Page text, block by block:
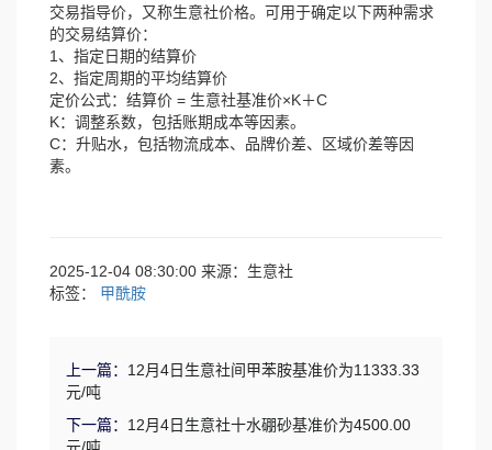
交易指导价，又称生意社价格。可用于确定以下两种需求
的交易结算价：
1、指定日期的结算价
2、指定周期的平均结算价
定价公式：结算价 = 生意社基准价×K＋C
K：调整系数，包括账期成本等因素。
C：升贴水，包括物流成本、品牌价差、区域价差等因
素。
2025-12-04 08:30:00 来源：生意社
标签： 甲酰胺
上一篇： 12月4日生意社间甲苯胺基准价为11333.33
元/吨
下一篇： 12月4日生意社十水硼砂基准价为4500.00
元/吨